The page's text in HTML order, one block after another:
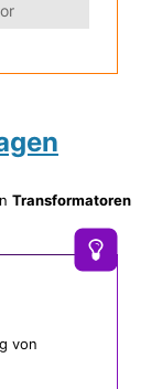
Transformatoren
von